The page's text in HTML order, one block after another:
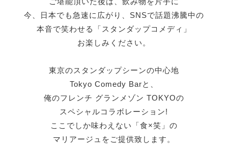
今、日本でも急速に広がり、SNSで話題沸騰中の
本音で笑わせる「スタンダップコメディ」
お楽しみください。
東京のスタンダップシーンの中心地
Tokyo Comedy Barと、
俺のフレンチ グランメゾン TOKYOの
スペシャルコラボレーション!
ここでしか味わえない「食×笑」の
マリアージュをご提供致します。